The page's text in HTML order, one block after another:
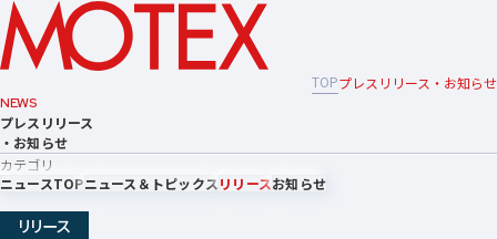
TOPプレスリリース・お知らせ
NEWS
プレスリリース
・お知らせ
カテゴリ
ニュースTOPニュース＆トピックスリリースお知らせ
リリース